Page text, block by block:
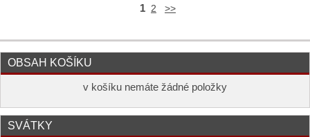
1 2 >>
OBSAH KOŠÍKU
v košíku nemáte žádné položky
SVÁTKY